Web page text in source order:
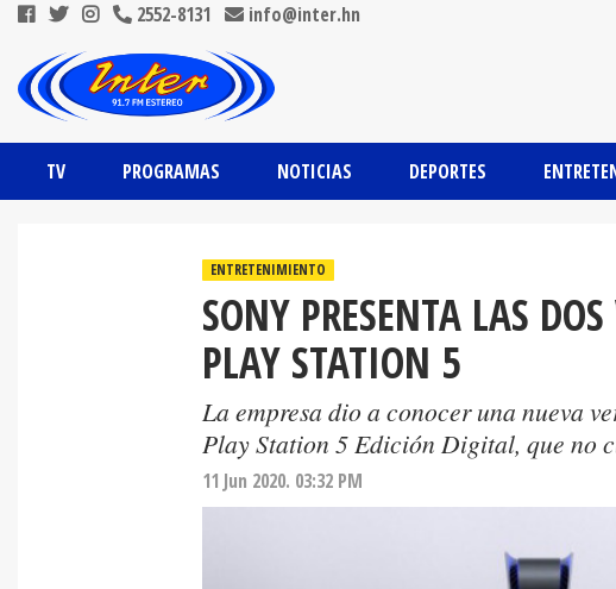
2552-8131 info@inter.hn
TV PROGRAMAS NOTICIAS DEPORTES
ENTRETENIMIENTO
SONY PRESENTA LAS
PLAY STATION 5
La empresa dio a conocer una nueva
Play Station 5 Edición Digital, que no
11 Jun 2020. 03:32 PM